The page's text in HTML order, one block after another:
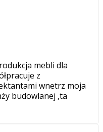
mebli dla
z
wnetrz moja
budowlanej ,ta